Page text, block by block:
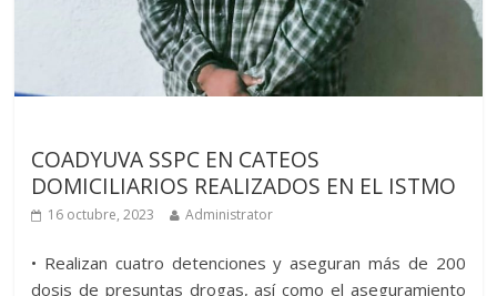
COADYUVA SSPC EN CATEOS
DOMICILIARIOS REALIZADOS EN EL ISTMO
16 octubre, 2023 Administrator
• Realizan cuatro detenciones y aseguran más de 200
dosis de presuntas drogas, así como el aseguramiento